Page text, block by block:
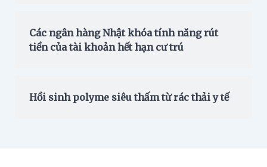
Các ngân hàng Nhật khóa tính năng rút
tiền của tài khoản hết hạn cư trú
Hồi sinh polyme siêu thấm từ rác thải y tế